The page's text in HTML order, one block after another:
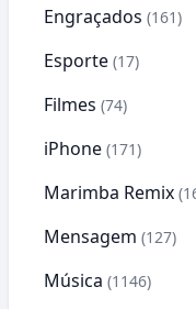
Engraçados (161)
Esporte (17)
Filmes (74)
iPhone (171)
Marimba Remix
Mensagem (127)
Música (1146)